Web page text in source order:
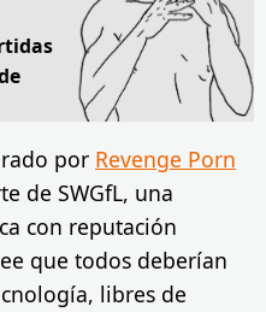
por Revenge Porn
de SWGfL, una
con reputación
que todos deberían
libres de